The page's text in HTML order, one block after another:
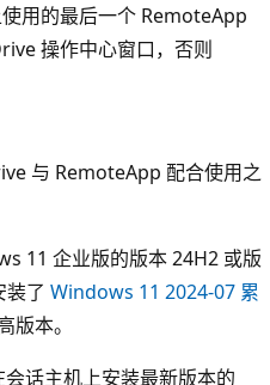
用的最后一个 RemoteApp
操作中心窗口，否则
与 RemoteApp 配合使用之
11 企业版的版本 24H2 或版
装了 Windows 11 2024-07 累
版本。
话主机上安装最新版本的